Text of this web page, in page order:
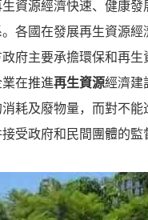
資源經濟快速、健康
各國在發展再生資源
府主要承擔環保和再
在推進再生資源經濟建
耗及廢物量，而對不
受政府和民間團體的監